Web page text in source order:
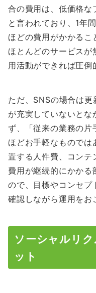
合の費用は、低価格
と言われており、1年
ほどの費用がかかるこ
ほとんどのサービス
用活動ができれば圧倒
ただ、SNSの場合は
が充実していないと
ず、「従来の業務の片
ほどお手軽なもので
置する人件費、コンテ
費用が継続的にかかる
ので、目標やコンセプ
確認しながら運用をお
ソーシャルリ
ット